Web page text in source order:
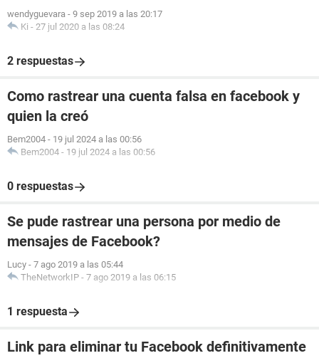
wendyguevara - 9 sep 2019 a las 20:17
Ki - 27 jul 2020 a las 08:24
2 respuestas
Como rastrear una cuenta falsa en facebook y
quien la creó
Bem2004 - 19 jul 2024 a las 00:56
Bem2004 - 19 jul 2024 a las 00:56
0 respuestas
Se pude rastrear una persona por medio de
mensajes de Facebook?
Lucy - 7 ago 2019 a las 05:44
TheNetworkIP - 7 ago 2019 a las 06:15
1 respuesta
Link para eliminar tu Facebook definitivamente